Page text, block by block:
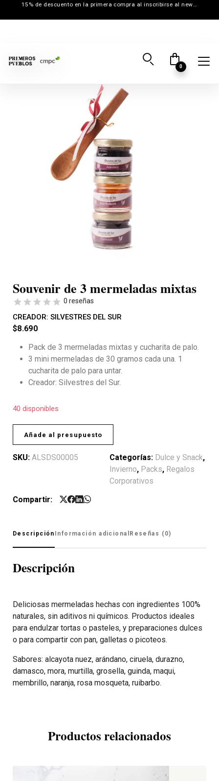
15% de descuento en la primera compra al inscribirse al newsletter
0
Souvenir de 3 mermeladas mixtas
0 reseñas
CREADOR: SILVESTRES DEL SUR
$8.690
Pack de 3 mermeladas mixtas y cucharita de palo.
3 mini mermeladas de 30 gramos cada una. 1
cucharita de palo para untar.
Creador: Silvestres del Sur.
40 disponibles
Añade al presupuesto
SKU: ALSDS00005 Categorías: Dulce y Snack,
Invierno, Packs, Regalos
Corporativos
Compartir:
Descripción Información adicional Reseñas (0)
Descripción
Deliciosas mermeladas hechas con ingredientes 100%
naturales, sin aditivos ni químicos. Productos ideales
para endulzar tortas o pasteles, y preparaciones dulces
o para compartir con pan, galletas o picoteos.
Sabores: alcayota nuez, arándano, ciruela, durazno,
damasco, mora, murtilla, grosella, guinda, maqui,
membrillo, naranja, rosa mosqueta, ruibarbo.
Productos relacionados